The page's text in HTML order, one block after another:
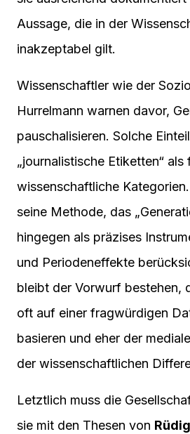
Aussage, die in der
inakzeptabel gilt.
Wissenschaftler wie der
Hurrelmann warnen davor,
pauschalisieren. Solche
„journalistische Etiketten“ als
wissenschaftliche
seine Methode, das
hingegen als präzises
und Periodeneffekte
bleibt der Vorwurf bestehen,
oft auf einer fragwürdigen
basieren und eher der
der wissenschaftlichen
Letztlich muss die
sie mit den Thesen von